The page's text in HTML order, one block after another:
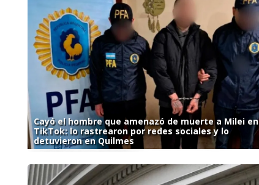
Cayó el hombre que amenazó de muerte a Milei en
TikTok: lo rastrearon por redes sociales y lo
detuvieron en Quilmes